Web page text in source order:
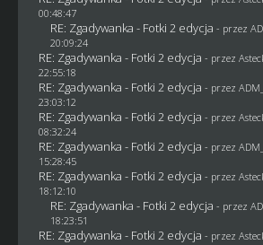
00:48:47
RE: Zgadywanka - Fotki 2 edycja - przez
20:09:24
RE: Zgadywanka - Fotki 2 edycja - przez
22:55:18
RE: Zgadywanka - Fotki 2 edycja - przez
23:03:12
RE: Zgadywanka - Fotki 2 edycja - przez
08:32:24
RE: Zgadywanka - Fotki 2 edycja - przez
15:28:45
RE: Zgadywanka - Fotki 2 edycja - przez
18:12:10
RE: Zgadywanka - Fotki 2 edycja - przez
18:23:51
RE: Zgadywanka - Fotki 2 edycja - przez